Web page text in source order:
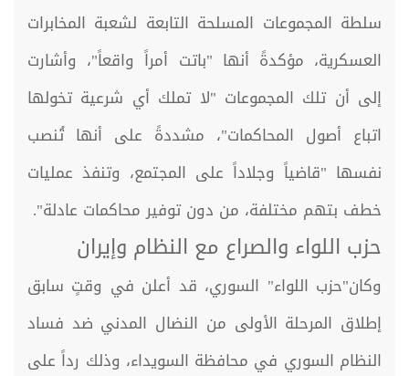
سلطة المجموعات المسلحة التابعة لشعبة المخابرات
العسكرية، مؤكدةً أنها "باتت أمراً واقعاً"، وأشارت
إلى أن تلك المجموعات "لا تملك أي شرعية تخولها
اتباع أصول المحاكمات"، مشددةً على أنها تُنصب
نفسها "قاضياً وجلاداً على المجتمع، وتنفذ عمليات
خطف بتهم مختلفة، من دون توفير محاكمات عادلة".
حزب اللواء والصراع مع النظام وإيران
وكان"حزب اللواء" السوري، قد أعلن في وقتٍ سابق
إطلاق المرحلة الأولى من النضال المدني ضد فساد
النظام السوري في محافظة السويداء، وذلك رداً على